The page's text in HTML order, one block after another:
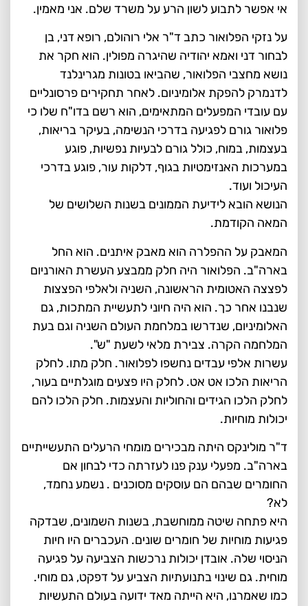
אי אפשר לתבוע לשון הרע על משרד שלם. אני מאמין.
על נזקי הפלואור כתב ד"ר אלי רוהולם, רופא דני, בן
לבחור דני ואמא יהודיה שהיגרה מפולין. הוא חקר את
נושא מחצבי הפלואור, שהביאו בטונות מגרינלנד
לדנמרק להפקת אלומיניום. לאחר תחקירים פרסונליים
עם עובדי המפעלים המתאימים, הוא רשם בדו"ח שלו כי
פלואור גורם לפגיעה בדרכי הנשימה, בעיקר בריאות,
בעצמות, במוח, כולל גורם לבעיות נפשיות, פוגע
במערכות האנזימטיות בגוף, דלקות עור, פוגע בדרכי
העיכול ועוד.
הנושא הובא לידיעת הממונים בשנות השלושים של
המאה הקודמת.
המאבק על ההפלרה הוא מאבק איתנים. הוא החל
בארה"ב. הפלואור היה חלק ממבצע העשרת האורניום
לפצצה האטומית הראשונה, השניה ולאלפי הפצצות
שנבנו אחר כך. הוא היה חיוני לתעשיית המתכות, גם
האלומיניום, שנדרשו במלחמת העולם השניה וגם בעת
המלחמה הקרה. צבירת מלאי לשעת "ש".
עשרות אלפי עבדים נחשפו לפלואור. חלק מתו. לחלק
הריאות הלכו אט אט. לחלק היו פצעים מוגלתיים בעור,
לחלק הלכו הגידים והחוליות והעצמות. חלק הלכו להם
יכולות מוחיות.
ד"ר מולינקס היתה מבכירים מומחי הרעלים התעשייתיים
בארה"ב. מפעלי ענק פנו לעזרתה כדי לבחון אם
החומרים שבהם הם עוסקים מסוכנים . נשמע נחמד,
לא?
היא פתחה שיטה ממוחשבת, בשנות השמונים, שבדקה
פגיעות מוחיות של חומרים שונים. העכברים היו חיות
הניסוי שלה. אובדן יכולות נרכשות הצביעה על פגיעה
מוחית. גם שינוי בתנועתיות הצביע על דפקט, גם מוחי.
כמו שאמרנו, היא הייתה מאד ידועה בעולם התעשיות